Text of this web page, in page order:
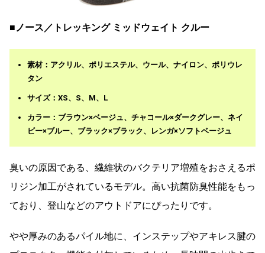
■ノース／トレッキング ミッドウェイト クルー
素材：アクリル、ポリエステル、ウール、ナイロン、ポリウレ
タン
サイズ：XS、S、M、L
カラー：ブラウン×ベージュ、チャコール×ダークグレー、ネイ
ビー×ブルー、ブラック×ブラック、レンガ×ソフトベージュ
臭いの原因である、繊維状のバクテリア増殖をおさえるポ
リジン加工がされているモデル。高い抗菌防臭性能をもっ
ており、登山などのアウトドアにぴったりです。
やや厚みのあるパイル地に、インステップやアキレス腱の